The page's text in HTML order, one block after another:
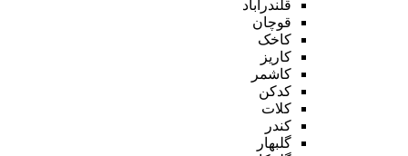
قلندرآباد
قوچان
کاخک
کاریز
کاشمر
کدکن
کلات
کندر
گلبهار